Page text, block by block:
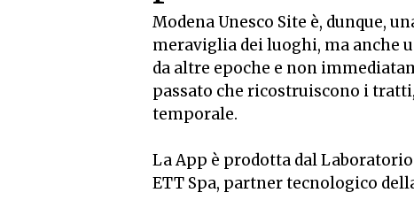
Modena Unesco Site è, dunque,
meraviglia dei luoghi, ma anche
da altre epoche e non
passato che ricostruiscono i
temporale.
La App è prodotta dal
ETT Spa, partner tecnologico